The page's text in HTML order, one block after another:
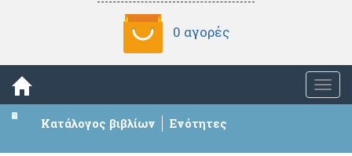
0 αγορές
Κατάλογος βιβλίων Ενότητες